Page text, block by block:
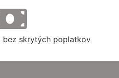
bez skrytých poplatkov